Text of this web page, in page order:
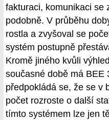
fakturaci, komunikaci se
podobně. V průběhu
rostla a zvyšoval se
systém postupně
Kromě jiného kvůli
současné době má
předpokládá se, že se v
počet rozroste o další
tímto systémem lze jen